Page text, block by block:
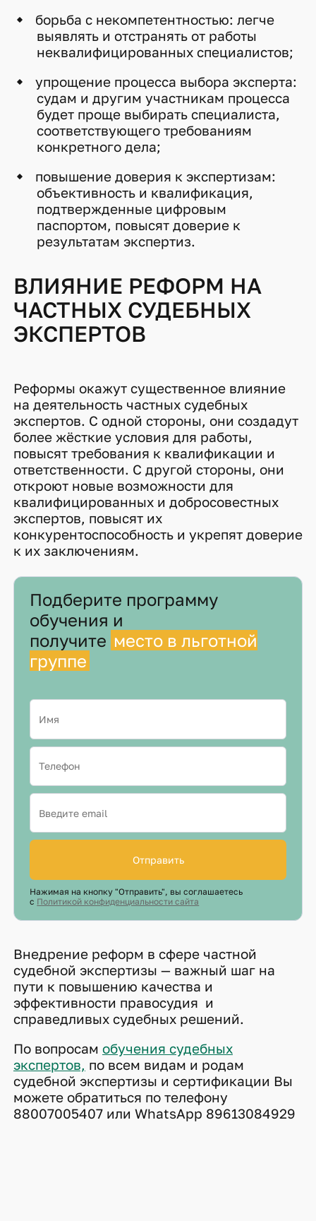
борьба с некомпетентностью: легче
выявлять и отстранять от работы
неквалифицированных специалистов;
упрощение процесса выбора эксперта:
судам и другим участникам процесса
будет проще выбирать специалиста,
соответствующего требованиям
конкретного дела;
повышение доверия к экспертизам:
объективность и квалификация,
подтвержденные цифровым
паспортом, повысят доверие к
результатам экспертиз.
ВЛИЯНИЕ РЕФОРМ НА
ЧАСТНЫХ СУДЕБНЫХ
ЭКСПЕРТОВ
Реформы окажут существенное влияние
на деятельность частных судебных
экспертов. С одной стороны, они создадут
более жёсткие условия для работы,
повысят требования к квалификации и
ответственности. С другой стороны, они
откроют новые возможности для
квалифицированных и добросовестных
экспертов, повысят их
конкурентоспособность и укрепят доверие
к их заключениям.
Подберите программу
обучения и
получите место в льготной
группе
Отправить
Нажимая на кнопку "Отправить", вы соглашаетесь
с Политикой конфиденциальности сайта
Внедрение реформ в сфере частной
судебной экспертизы — важный шаг на
пути к повышению качества и
эффективности правосудия и
справедливых судебных решений.
По вопросам обучения судебных
экспертов, по всем видам и родам
судебной экспертизы и сертификации Вы
можете обратиться по телефону
88007005407 или WhatsApp 89613084929